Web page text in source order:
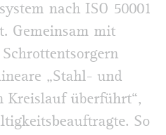
nach ISO 50001
Gemeinsam mit
„Stahl- und
Kreislauf überführt“,
So